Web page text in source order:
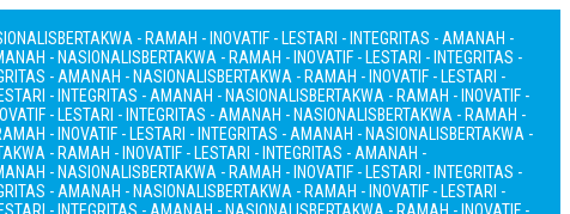
BERTAKWA - RAMAH - INOVATIF - LESTARI - INTEGRITAS - AMANAH -
- NASIONALISBERTAKWA - RAMAH - INOVATIF - LESTARI - INTEGRITAS -
- AMANAH - NASIONALISBERTAKWA - RAMAH - INOVATIF - LESTARI -
- INTEGRITAS - AMANAH - NASIONALISBERTAKWA - RAMAH - INOVATIF -
- LESTARI - INTEGRITAS - AMANAH - NASIONALISBERTAKWA - RAMAH -
- INOVATIF - LESTARI - INTEGRITAS - AMANAH - NASIONALISBERTAKWA -
- RAMAH - INOVATIF - LESTARI - INTEGRITAS - AMANAH -
- NASIONALISBERTAKWA - RAMAH - INOVATIF - LESTARI - INTEGRITAS -
- AMANAH - NASIONALISBERTAKWA - RAMAH - INOVATIF - LESTARI -